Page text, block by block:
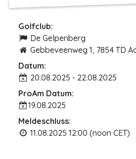
Golfclub:
De Gelpenberg
Gebbeveenweg 1, 7854 TD
Datum:
20.08.2025 - 22.08.2025
ProAm Datum:
19.08.2025
Meldeschluss:
11.08.2025 12:00 (noon CET)